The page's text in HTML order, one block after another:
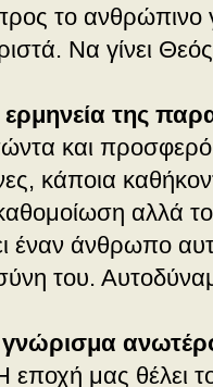
το
Να γίνει
ερμηνεία της
και
κάποια
αλλά το
έναν άνθρωπο
του.
εποχή μας θέλει